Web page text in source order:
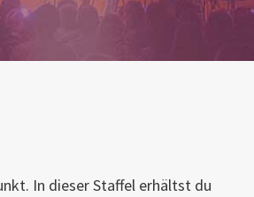
In dieser Staffel erhältst du